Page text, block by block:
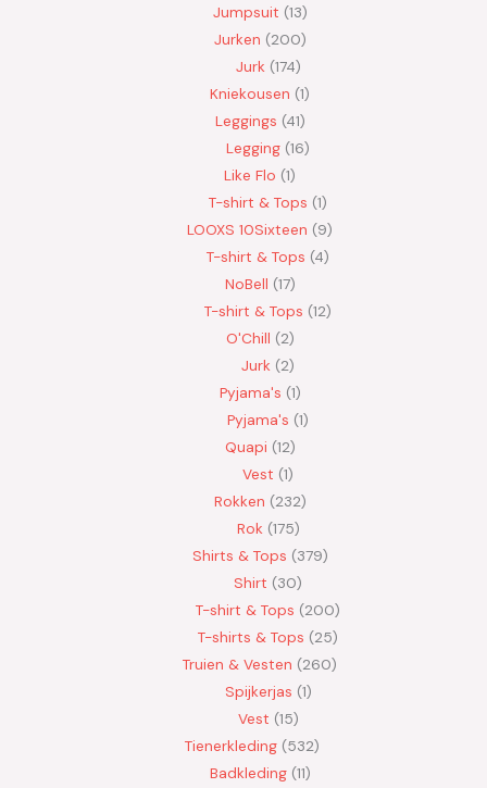
Jumpsuit 13
Jurken 200
Jurk 174
Kniekousen 1
Leggings 41
Legging 16
Like Flo 1
T-shirt & Tops 1
LOOXS 10Sixteen
9
T-shirt & Tops 4
NoBell 17
T-shirt & Tops 12
O'Chill 2
Jurk
2
Pyjama's 1
Pyjama's 1
Quapi 12
Vest 1
Rokken 232
Rok 175
Shirts & Tops 379
Shirt
30
T-shirt & Tops
200
T-shirts & Tops
25
Truien & Vesten
260
Spijkerjas 1
Vest 15
Tienerkleding 532
Badkleding 11